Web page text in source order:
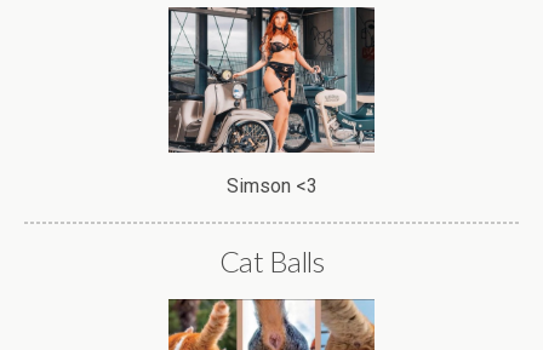
Simson <3
Cat Balls